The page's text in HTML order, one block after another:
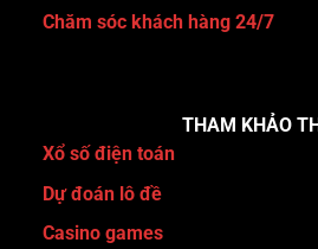
Chăm sóc khách hàng 24/7
THAM KHẢO
Xổ số điện toán
Dự đoán lô đề
Casino games